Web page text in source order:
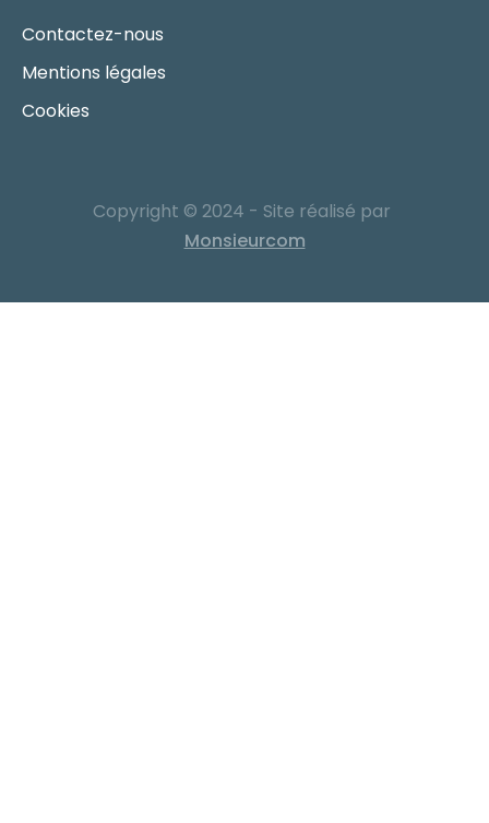
Contactez-nous
Mentions légales
Cookies
Copyright © 2024 - Site réalisé par
Monsieurcom